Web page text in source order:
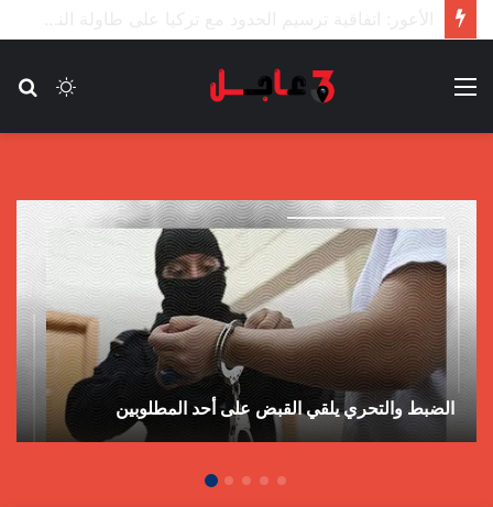
الوضع
الضبط والتحري يلقي القبض على أحد المطلوبين